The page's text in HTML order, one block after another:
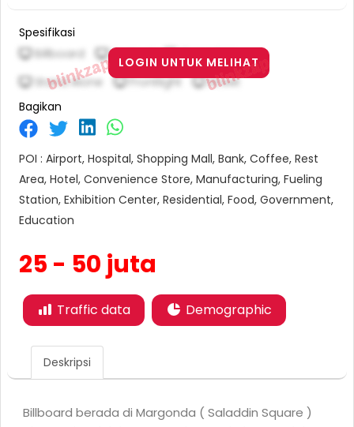
Spesifikasi
Billboard
Vertical
Stand Alone
Frontlight Street
LOGIN UNTUK MELIHAT
Bagikan
POI : Airport, Hospital, Shopping Mall, Bank, Coffee, Rest
Area, Hotel, Convenience Store, Manufacturing, Fueling
Station, Exhibition Center, Residential, Food, Government,
Education
25 - 50 juta
Traffic data Demographic
Deskripsi
Billboard berada di Margonda ( Saladdin Square )